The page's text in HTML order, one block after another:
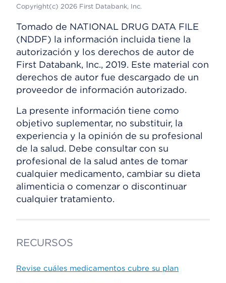
Copyright(c) 2026 First Databank, Inc.
Tomado de NATIONAL DRUG DATA FILE
(NDDF) la información incluida tiene la
autorización y los derechos de autor de
First Databank, Inc., 2019. Este material con
derechos de autor fue descargado de un
proveedor de información autorizado.
La presente información tiene como
objetivo suplementar, no substituir, la
experiencia y la opinión de su profesional
de la salud. Debe consultar con su
profesional de la salud antes de tomar
cualquier medicamento, cambiar su dieta
alimenticia o comenzar o discontinuar
cualquier tratamiento.
RECURSOS
Revise cuáles medicamentos cubre su plan